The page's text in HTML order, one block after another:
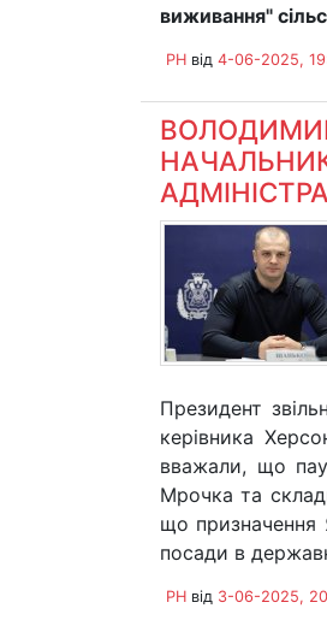
виживання"
PH від 4-06-2025,
Президент
керівника
вважали, що
Мрочка та
що призначення
посади в
PH від 3-06-2025,